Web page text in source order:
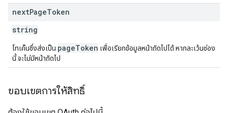
nextPageToken
string
โทเค็นซึ่งส่งเป็น pageToken เพื่อเรียกข้อมูลหน้าถัดไปได้ หากละเว้นช่อง
นี้ จะไม่มีหน้าถัดไป
ขอบเขตการให้สิทธิ์